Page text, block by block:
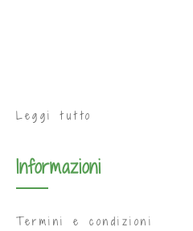
Leggi tutto
Informazioni
Termini e condizioni